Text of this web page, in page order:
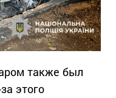
также был
этого